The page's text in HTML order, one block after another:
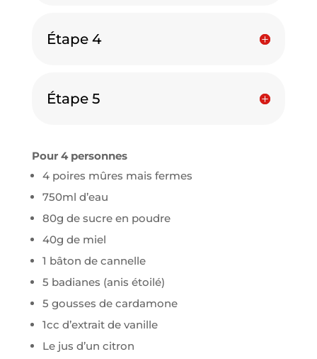
Étape 4
Étape 5
Pour 4 personnes
4 poires mûres mais fermes
750ml d’eau
80g de sucre en poudre
40g de miel
1 bâton de cannelle
5 badianes (anis étoilé)
5 gousses de cardamone
1cc d’extrait de vanille
Le jus d’un citron